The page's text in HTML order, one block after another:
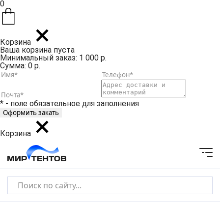
0
Корзина
Ваша корзина пуста
Минимальный заказ: 1 000 р.
Сумма: 0 р.
* - поле обязательное для заполнения
Корзина